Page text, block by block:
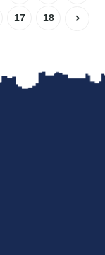
17 18